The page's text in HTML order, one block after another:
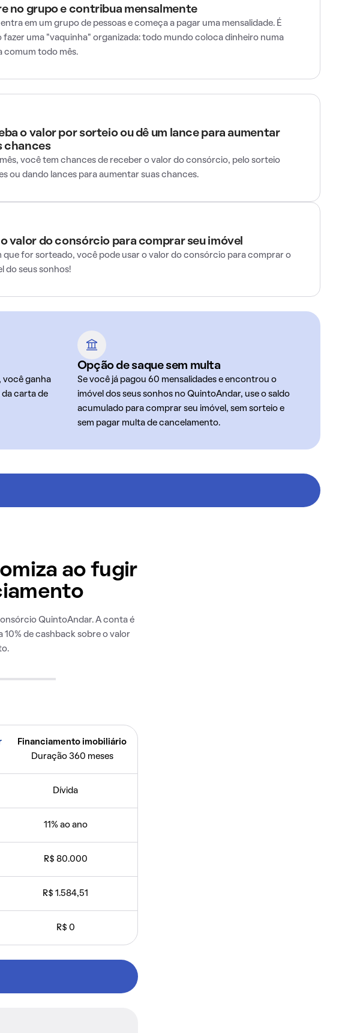
no grupo e contribua mensalmente
em um grupo de pessoas e começa a pagar uma mensalidade. É
fazer uma "vaquinha" organizada: todo mundo coloca dinheiro numa
comum todo mês.
o valor por sorteio ou dê um lance para aumentar
chances
mês, você tem chances de receber o valor do consórcio, pelo sorteio
ou dando lances para aumentar suas chances.
o valor do consórcio para comprar seu imóvel
que for sorteado, você pode usar o valor do consórcio para comprar o
do seus sonhos!
você ganha
da carta de
Opção de saque sem multa
Se você já pagou 60 mensalidades e encontrou o
imóvel dos seus sonhos no QuintoAndar, use o saldo
acumulado para comprar seu imóvel, sem sorteio e
sem pagar multa de cancelamento.
ao fugir
QuintoAndar. A conta é
10% de cashback sobre o valor
Financiamento imobiliário
Duração 360 meses
Dívida
11% ao ano
R$ 80.000
R$ 1.584,51
R$ 0